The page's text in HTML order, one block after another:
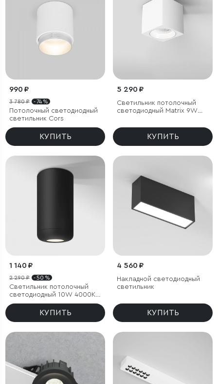
990 ₽
3 780 ₽ - 74 %
Потолочный светодиодный
светильник Cors
КУПИТЬ
5 290 ₽
Светильник потолочный
светодиодный Matrix 9W
КУПИТЬ
1 140 ₽
2 290 ₽ - 50 %
Светильник потолочный
светодиодный 10W 4000K
чёрный
КУПИТЬ
4 560 ₽
Накладной светодиодный
светильник
КУПИТЬ